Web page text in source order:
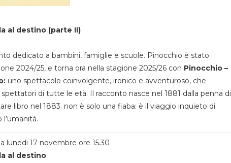
al destino (parte II)
dedicato a bambini, famiglie e scuole. Pinocchio è stato
2024/25, e torna ora nella stagione 2025/26 con Pinocchio –
uno spettacolo coinvolgente, ironico e avventuroso, che
di tutte le età. Il racconto nasce nel 1881 dalla penna di
libro nel 1883. non è solo una fiaba: è il viaggio inquieto di
l’umanità.
lunedi 17 novembre ore 15.30
al destino